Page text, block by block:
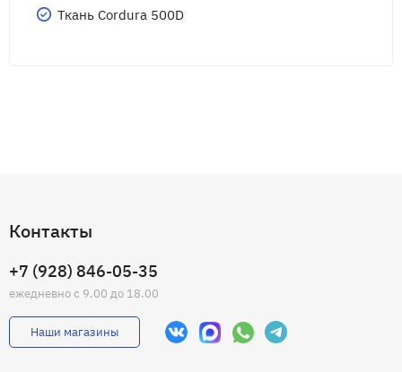
Ткань Cordura 500D
Контакты
+7 (928) 846-05-35
ежедневно с 9.00 до 18.00
Наши магазины